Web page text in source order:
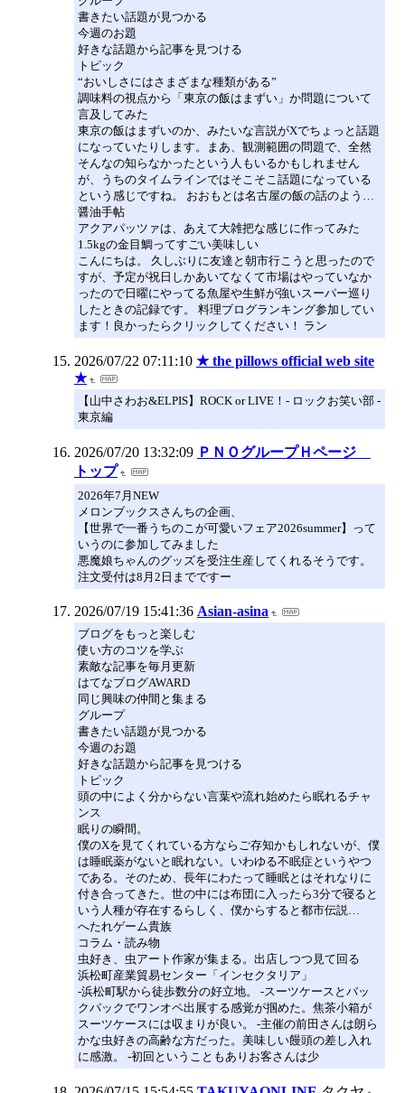
書きたい話題が見つかる
今週のお題
好きな話題から記事を見つける
トピック
“おいしさにはさまざまな種類がある”
調味料の視点から「東京の飯はまずい」か問題について
言及してみた
東京の飯はまずいのか、みたいな言説がXでちょっと話題
になっていたりします。まあ、観測範囲の問題で、全然
そんなの知らなかったという人もいるかもしれません
が、うちのタイムラインではそこそこ話題になっている
という感じですね。 おおもとは名古屋の飯の話のよう…
醤油手帖
アクアパッツァは、あえて大雑把な感じに作ってみた
1.5kgの金目鯛ってすごい美味しい
こんにちは。 久しぶりに友達と朝市行こうと思ったので
すが、予定が祝日しかあいてなくて市場はやっていなか
ったので日曜にやってる魚屋や生鮮が強いスーパー巡り
したときの記録です。 料理ブログランキング参加してい
ます！良かったらクリックしてください！ ラン
2026/07/22 07:11:10 ★ the pillows official web site
★
【山中さわお&ELPIS】ROCK or LIVE！- ロックお笑い部 -
東京編
2026/07/20 13:32:09 ＰＮＯグループＨページ
トップ
2026年7月NEW
メロンブックスさんちの企画、
【世界で一番うちのこが可愛いフェア2026summer】って
いうのに参加してみました
悪魔娘ちゃんのグッズを受注生産してくれるそうです。
注文受付は8月2日までですー
2026/07/19 15:41:36 Asian-asina
ブログをもっと楽しむ
使い方のコツを学ぶ
素敵な記事を毎月更新
はてなブログAWARD
同じ興味の仲間と集まる
グループ
書きたい話題が見つかる
今週のお題
好きな話題から記事を見つける
トピック
頭の中によく分からない言葉や流れ始めたら眠れるチャ
ンス
眠りの瞬間。
僕のXを見てくれている方ならご存知かもしれないが、僕
は睡眠薬がないと眠れない。いわゆる不眠症というやつ
である。そのため、長年にわたって睡眠とはそれなりに
付き合ってきた。世の中には布団に入ったら3分で寝ると
いう人種が存在するらしく、僕からすると都市伝説…
へたれゲーム貴族
コラム・読み物
虫好き、虫アート作家が集まる。出店しつつ見て回る
浜松町産業貿易センター「インセクタリア」
-浜松町駅から徒歩数分の好立地。 -スーツケースとバッ
クパックでワンオペ出展する感覚が掴めた。焦茶小箱が
スーツケースには収まりが良い。 -主催の前田さんは朗ら
かな虫好きの高齢な方だった。美味しい饅頭の差し入れ
に感激。 -初回ということもありお客さんは少